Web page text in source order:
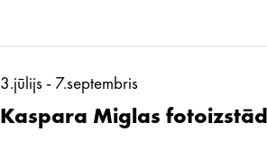
3.jūlijs - 7.septembris
Kaspara Miglas